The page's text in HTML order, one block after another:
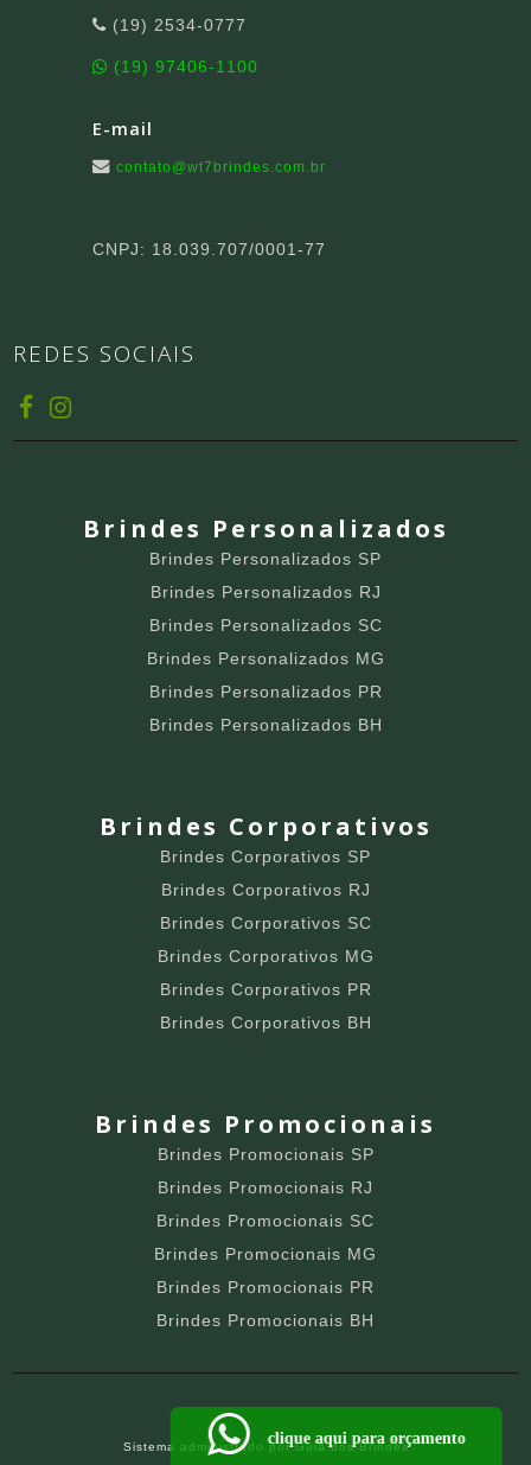
(19) 2534-0777
(19) 97406-1100
E-mail
contato@wt7brindes.com.br
CNPJ: 18.039.707/0001-77
REDES SOCIAIS
Brindes Personalizados
Brindes Personalizados SP
Brindes Personalizados RJ
Brindes Personalizados SC
Brindes Personalizados MG
Brindes Personalizados PR
Brindes Personalizados BH
Brindes Corporativos
Brindes Corporativos SP
Brindes Corporativos RJ
Brindes Corporativos SC
Brindes Corporativos MG
Brindes Corporativos PR
Brindes Corporativos BH
Brindes Promocionais
Brindes Promocionais SP
Brindes Promocionais RJ
Brindes Promocionais SC
Brindes Promocionais MG
Brindes Promocionais PR
Brindes Promocionais BH
Sistema administrado porGuia dos Brindes
clique aqui para orçamento